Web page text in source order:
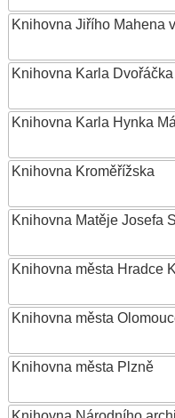
Knihovna Jiřího Mahena
Knihovna Karla Dvořáčka
Knihovna Karla Hynka
Knihovna Kroměřížska
Knihovna Matěje Josefa
Knihovna města Hradce
Knihovna města
Knihovna města Plzně